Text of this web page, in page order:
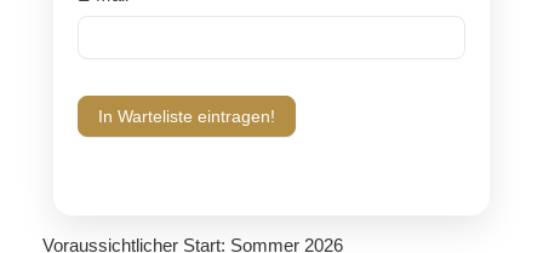
In Warteliste eintragen!
Voraussichtlicher Start: Sommer 2026